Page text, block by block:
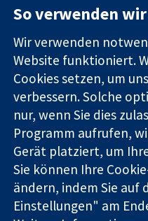
Zuverlässige
Evidenz
Informierte
Entscheidungen
Bessere
Gesundheit
Square
Die Cochrane Collaboration
(Nr. 1045921) und in England
mit beschränkter Haftung (Nr.
Umsatzsteuer-
So verwenden
Wir verwenden
Website funktioniert.
Cookies setzen, um
verbessern. Solche
nur, wenn Sie dies
Programm aufrufen,
Gerät platziert, um
Sie können Ihre
ändern, indem Sie auf
Einstellungen" am